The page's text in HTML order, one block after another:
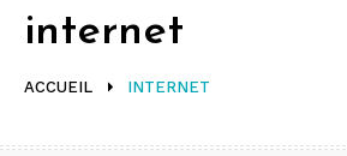
ACCUEIL INTERNET
internet